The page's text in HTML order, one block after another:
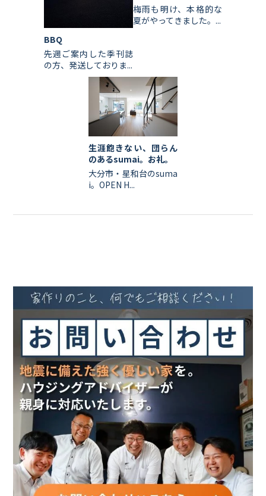
BBQ
先週ご案内した季刊誌
の方、発送しておりま...
梅雨も明け、本格的な
夏がやってきました。...
生涯飽きない、団らん
のあるsumai。お礼。
大分市・星和台のsuma
i。OPEN H...